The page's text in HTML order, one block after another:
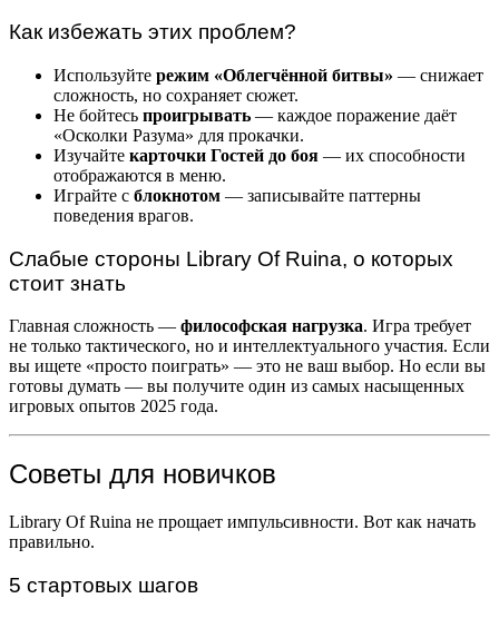
Как избежать этих проблем?
Используйте режим «Облегчённой битвы» — снижает
сложность, но сохраняет сюжет.
Не бойтесь проигрывать — каждое поражение даёт
«Осколки Разума» для прокачки.
Изучайте карточки Гостей до боя — их способности
отображаются в меню.
Играйте с блокнотом — записывайте паттерны
поведения врагов.
Слабые стороны Library Of Ruina, о которых
стоит знать
Главная сложность — философская нагрузка. Игра требует
не только тактического, но и интеллектуального участия. Если
вы ищете «просто поиграть» — это не ваш выбор. Но если вы
готовы думать — вы получите один из самых насыщенных
игровых опытов 2025 года.
Советы для новичков
Library Of Ruina не прощает импульсивности. Вот как начать
правильно.
5 стартовых шагов